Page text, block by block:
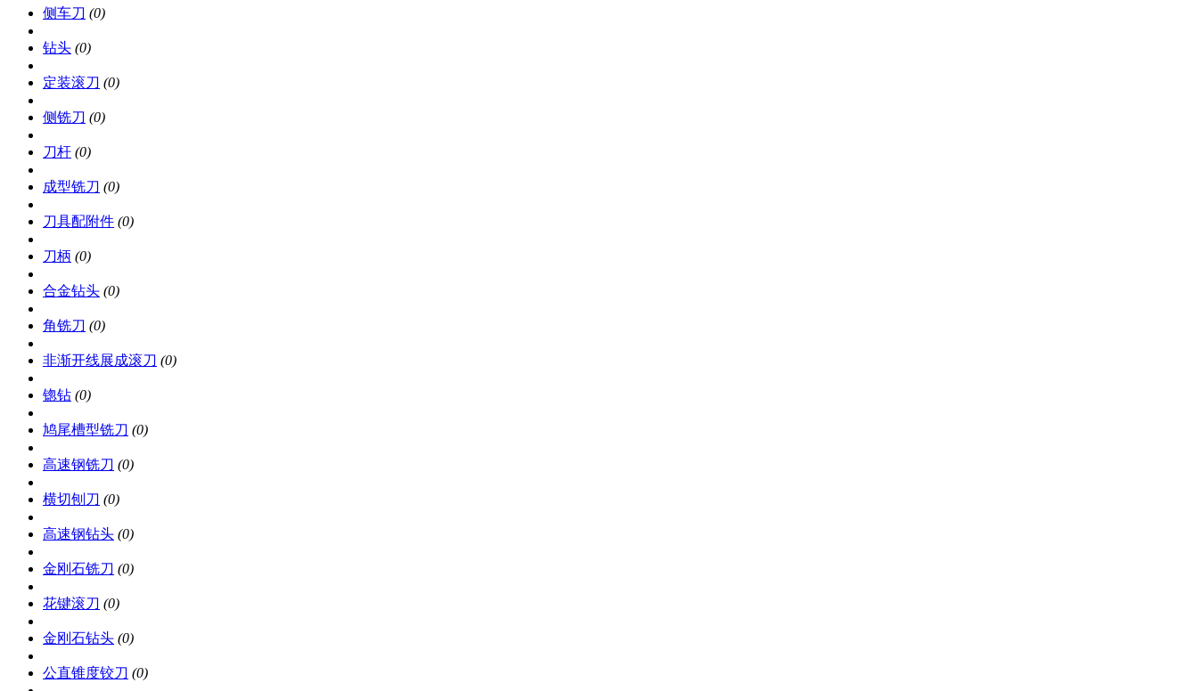
侧车刀 (0)
钻头 (0)
定装滚刀 (0)
侧铣刀 (0)
刀杆 (0)
成型铣刀 (0)
刀具配附件 (0)
刀柄 (0)
合金钻头 (0)
角铣刀 (0)
非渐开线展成滚刀 (0)
锪钻 (0)
鸠尾槽型铣刀 (0)
高速钢铣刀 (0)
横切刨刀 (0)
高速钢钻头 (0)
金刚石铣刀 (0)
花键滚刀 (0)
金刚石钻头 (0)
公直锥度铰刀 (0)